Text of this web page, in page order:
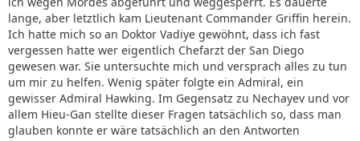
lange, aber letztlich kam Lieutenant Commander Griffin herein.
Ich hatte mich so an Doktor Vadiye gewöhnt, dass ich fast
vergessen hatte wer eigentlich Chefarzt der San Diego
gewesen war. Sie untersuchte mich und versprach alles zu tun
um mir zu helfen. Wenig später folgte ein Admiral, ein
gewisser Admiral Hawking. Im Gegensatz zu Nechayev und vor
allem Hieu-Gan stellte dieser Fragen tatsächlich so, dass man
glauben konnte er wäre tatsächlich an den Antworten